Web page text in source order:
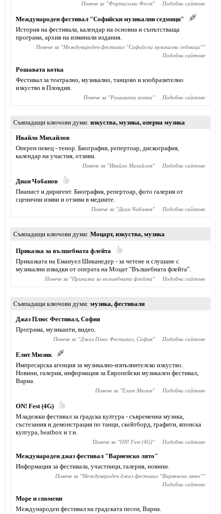
Повече за "Фортисимо Фест" Подобни сайтове
Международен фестивал "Софийски музикални седмици"
История на фестивала, календар на основна и съпътстваща
програма, архив на изминали издания.
Повече за "Международен фестивал "Софийски музикални седмици""
Подобни сайтове
Рошавата котка
Фестивал за театрално, музикално, танцово и изобразително
изкуство в Пловдив.
Повече за "Рошавата котка" Подобни сайтове
Съвпадащи ключови думи изкуства, музика, оперна музика
Ивайло Михайлов
Оперен певец - тенор. Биография, репертоар, дискография,
календар на участия, отзиви.
Повече за "Ивайло Михайлов" Подобни сайтове
Диан Чобанов
Пианист и диригент. Биография, репертоар, фото галерия от
сценични изяви и отзиви в медиите.
Повече за "Диан Чобанов" Подобни сайтове
Съвпадащи ключови думи Моцарт, изкуства, музика
Приказка за вълшебната флейта
Приказката на Емануел Шиканедер - за четене и слушане с
музикални извадки от операта на Моцат "Вълшебната флейта".
Повече за "Приказка за вълшебната флейта" Подобни сайтове
Съвпадащи ключови думи музика, фестивали
Джаз Плюс Фестивал, София
Програма, музиканти, видео.
Повече за "Джаз Плюс Фестивал, София" Подобни сайтове
Елит Мюзик
Импресарска агенция за музикално-изпълнителско изкуство.
Новини, галерия, информация за Европейски музикален фестивал,
Варна.
Повече за "Елит Мюзик" Подобни сайтове
ON! Fest (4G)
Младежки фестивал за градска култура - съвременна музика,
състезания и демонстрация по танци, скейтборд, графити, японска
култура, beatbox и т.н.
Повече за "ON! Fest (4G)" Подобни сайтове
Международен джаз фестивал "Варненско лято"
Информация за фестивала, участници, галерия, новини.
Повече за "Международен джаз фестивал "Варненско лято""
Подобни сайтове
Море и спомени
Международен фестивал на градската песен, Варна.